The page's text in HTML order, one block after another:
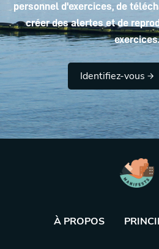
personnel d'exercices, de
créer des alertes et de
Identifiez-vous
À PROPOS